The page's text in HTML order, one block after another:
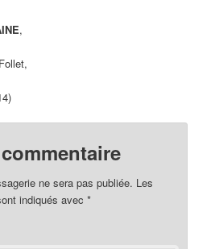
,
ne sera pas publiée. Les
indiqués avec*